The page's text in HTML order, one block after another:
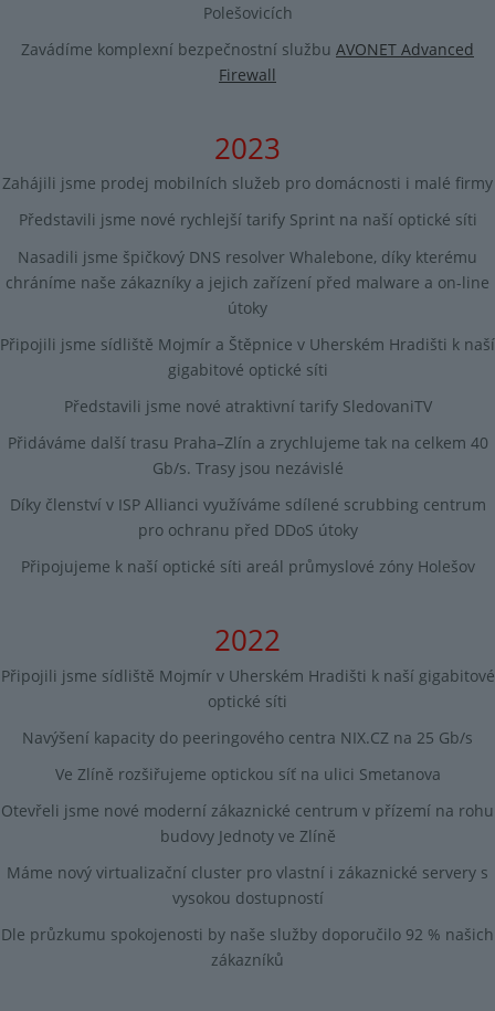
Polešovicích
Zavádíme komplexní bezpečnostní službu AVONET Advanced
Firewall
2023
Zahájili jsme prodej mobilních služeb pro domácnosti i malé firmy
Představili jsme nové rychlejší tarify Sprint na naší optické síti
Nasadili jsme špičkový DNS resolver Whalebone, díky kterému
chráníme naše zákazníky a jejich zařízení před malware a on-line
útoky
Připojili jsme sídliště Mojmír a Štěpnice v Uherském Hradišti k naší
gigabitové optické síti
Představili jsme nové atraktivní tarify SledovaniTV
Přidáváme další trasu Praha–Zlín a zrychlujeme tak na celkem 40
Gb/s. Trasy jsou nezávislé
Díky členství v ISP Allianci využíváme sdílené scrubbing centrum
pro ochranu před DDoS útoky
Připojujeme k naší optické síti areál průmyslové zóny Holešov
2022
Připojili jsme sídliště Mojmír v Uherském Hradišti k naší gigabitové
optické síti
Navýšení kapacity do peeringového centra NIX.CZ na 25 Gb/s
Ve Zlíně rozšiřujeme optickou síť na ulici Smetanova
Otevřeli jsme nové moderní zákaznické centrum v přízemí na rohu
budovy Jednoty ve Zlíně
Máme nový virtualizační cluster pro vlastní i zákaznické servery s
vysokou dostupností
Dle průzkumu spokojenosti by naše služby doporučilo 92 % našich
zákazníků